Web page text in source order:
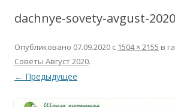
dachnye-sovety-avgust-
Опубликовано 07.09.2020 с 1504 × 2155 в
Советы Август 2020.
← Предыдущее